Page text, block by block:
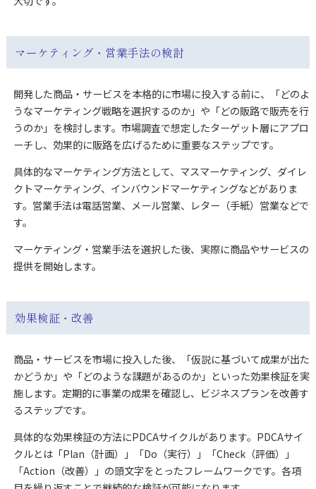
マーケティング・営業手法の検討
開発した商品・サービスを本格的に市場に投入する前に、「どのよ
うなマーケティング戦略を選択するのか」や「どの販路で販売を行
うのか」を検討します。市場調査で想定したターゲット層にアプロ
ーチし、効果的に販路を広げるために重要なステップです。
具体的なマーケティング方法として、マスマーケティング、ダイレ
クトマーケティング、インバウンドマーケティングなどがありま
す。営業手法は電話営業、メール営業、レター（手紙）営業などで
す。
マーケティング・営業手法を選択した後、実際に商品やサービスの
提供を開始します。
効果検証・改善
商品・サービスを市場に投入した後、「仮説に基づいて成果が出た
かどうか」や「どのような課題があるのか」といった効果検証を実
施します。定期的に事業の成果を確認し、ビジネスプランを改善す
るステップです。
具体的な効果検証の方法にPDCAサイクルがあります。PDCAサイ
クルとは「Plan（計画）」「Do（実行）」「Check（評価）」
「Action（改善）」の頭文字をとったフレームワークです。各項